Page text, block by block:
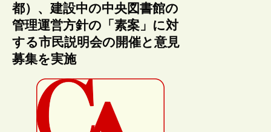
都）、建設中の中央図書館の
管理運営方針の「素案」に対
する市民説明会の開催と意見
募集を実施